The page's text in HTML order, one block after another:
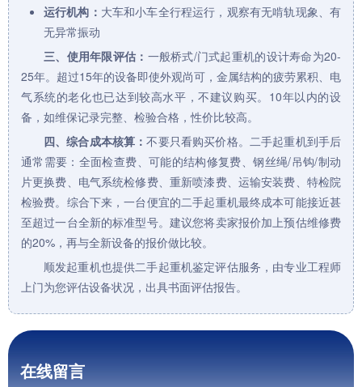
运行机构： 大车和小车全行程运行，观察有无啃轨现象、有
无异常振动
三、使用年限评估： 一般桥式/门式起重机的设计寿命为20-
25年。超过15年的设备即使外观尚可，金属结构的疲劳累积、电
气系统的老化也已达到较高水平，不建议购买。10年以内的设
备，如维保记录完整、检验合格，性价比较高。
四、综合成本核算：不要只看购买价格。二手起重机到手后
通常需要：全面检查费、可能的结构修复费、钢丝绳/吊钩/制动
片更换费、电气系统检修费、重新喷漆费、运输安装费、特检院
检验费。综合下来，一台便宜的二手起重机最终成本可能接近甚
至超过一台全新的标准型号。建议您将卖家报价加上预估维修费
的20%，再与全新设备的报价做比较。
顺发起重机也提供二手起重机鉴定评估服务，由专业工程师
上门为您评估设备状况，出具书面评估报告。
在线留言